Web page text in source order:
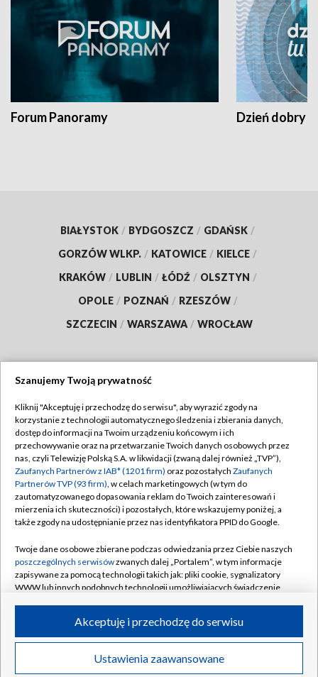
Forum Panoramy Dzień dobry
BIAŁYSTOK / BYDGOSZCZ / GDAŃSK /
GORZÓW WLKP. / KATOWICE / KIELCE /
KRAKÓW / LUBLIN / ŁÓDŹ / OLSZTYN /
OPOLE / POZNAŃ / RZESZÓW /
SZCZECIN / WARSZAWA / WROCŁAW
TVP
Abonament TVP
Emisja w TVP
Centrum informacji TVP
Naziemna Telewizja Cyfrowa
Rada Programowa
System NOS
Informacje o nadawcy
Program dla prasy
Ogłoszenie przetargowe
Regulamin TVP
Polityka prywatności
Moje zgody
Pomoc
Kontakt
Kanały
©2026 Telewizja Polska S.A. w likwidacji
Szanujemy Twoją prywatność
Kliknij "Akceptuję i przechodzę do serwisu", aby wyrazić zgody na
korzystanie z technologii automatycznego śledzenia i zbierania danych,
dostęp do informacji na Twoim urządzeniu końcowym i ich
przechowywanie oraz na przetwarzanie Twoich danych osobowych przez
nas, czyli Telewizję Polską S.A. w likwidacji (zwaną dalej również „TVP”),
Zaufanych Partnerów z IAB* (1201 firm) oraz pozostałych Zaufanych
Partnerów TVP (93 firm), w celach marketingowych (w tym do
zautomatyzowanego dopasowania reklam do Twoich zainteresowań i
mierzenia ich skuteczności) i pozostałych, które wskazujemy poniżej, a
także zgody na udostępnianie przez nas identyfikatora PPID do Google.
Twoje dane osobowe zbierane podczas odwiedzania przez Ciebie naszych
poszczególnych serwisówzwanych dalej „Portalem”, w tym informacje
zapisywane za pomocą technologii takich jak: pliki cookie, sygnalizatory
WWW lub innych podobnych technologii umożliwiających świadczenie
ruchu w Internecie.
Twoje dane osobowe zbierane podczas odwiedzania przez Ciebie
poszczególnych serwisówna Portalu, takie jak adresy IP, identyfikatory
Ustawienia zaawansowane
Akceptuję i przechodzę do serwisu